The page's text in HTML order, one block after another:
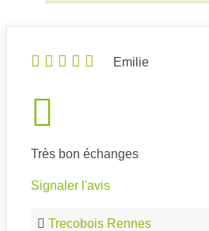
Emilie
Très bon échanges
Signaler l'avis
Trecobois Rennes